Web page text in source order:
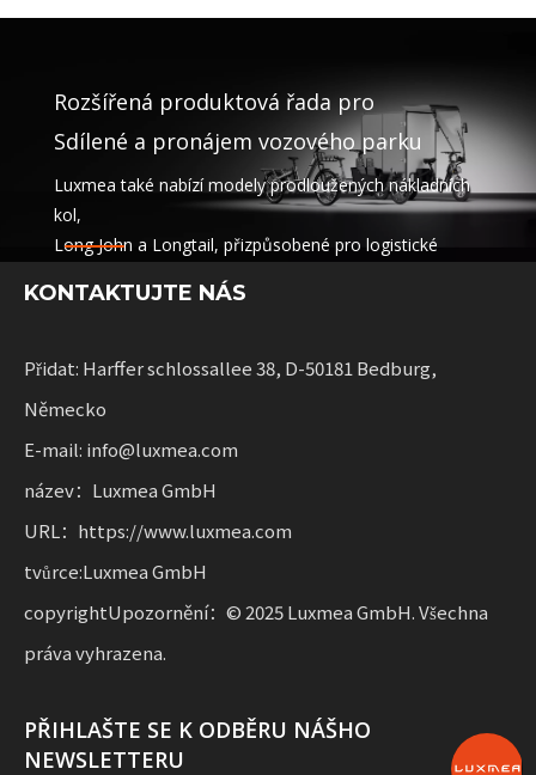
Rozšířená produktová řada pro
Sdílené a pronájem vozového parku
Luxmea také nabízí modely prodloužených nákladních
kol,
Long John a Longtail, přizpůsobené pro logistické
sdílení služeb a pronájem vozových parků. Tato řešení
s flexibilitou pro podniky rozšiřující udržitelnou mobilitu.
KONTAKTUJTE NÁS
Přidat: Harffer schlossallee 38, D-50181 Bedburg,
Německo
E-mail: info@luxmea.com
název：Luxmea GmbH
URL：https://www.luxmea.com
tvůrce:Luxmea GmbH
copyrightUpozornění：© 2025 Luxmea GmbH. Všechna
práva vyhrazena.
PŘIHLAŠTE SE K ODBĚRU NÁŠHO
NEWSLETTERU